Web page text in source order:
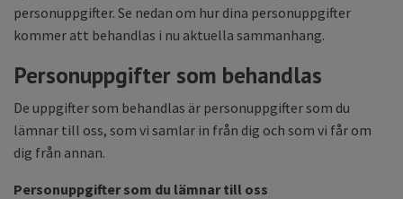
personuppgifter. Se nedan om hur dina personuppgifter
kommer att behandlas i nu aktuella sammanhang.
Personuppgifter som behandlas
De uppgifter som behandlas är personuppgifter som du
lämnar till oss, som vi samlar in från dig och som vi får om
dig från annan.
Personuppgifter som du lämnar till oss